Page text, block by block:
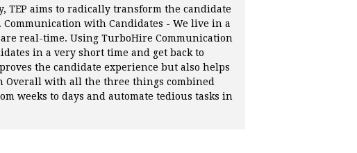
aims to radically transform the candidate
with Candidates - We live in a
real-time. Using TurboHire Communication
in a very short time and get back to
the candidate experience but also helps
Overall with all the three things combined
weeks to days and automate tedious tasks in